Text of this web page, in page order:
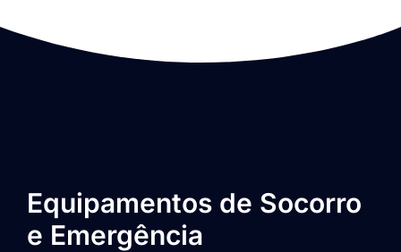
Equipamentos de Socorro
e Emergência